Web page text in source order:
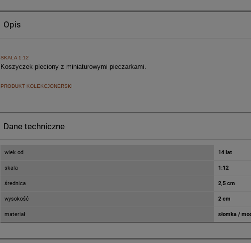
Opis
SKALA 1:12
Koszyczek pleciony z miniaturowymi pieczarkami.
PRODUKT KOLEKCJONERSKI
Dane techniczne
wiek od 14 lat
skala 1:12
średnica 2,5 cm
wysokość 2 cm
materiał słomka /